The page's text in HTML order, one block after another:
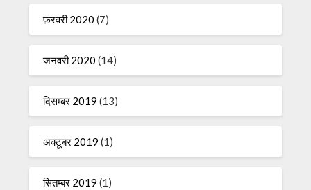
फ़रवरी 2020 (7)
जनवरी 2020 (14)
दिसम्बर 2019 (13)
अक्टूबर 2019 (1)
सितम्बर 2019 (1)